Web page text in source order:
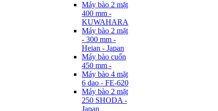
Máy bào 2 mặt
400 mm -
KUWAHARA
Máy bào 2 mặt
- 300 mm -
Heian - Japan
Máy bào cuốn
450 mm -
Máy bào 4 mặt
6 dao - FE-620
Máy bào 2 mặt
250 SHODA -
Japan